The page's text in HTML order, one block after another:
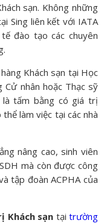
sạn. Không những
Sing liên kết với IATA
đào tạo các chuyên
Khách sạn tại Học
Cử nhân hoặc Thạc sỹ
là tấm bằng có giá trị
làm việc tại các nhà
nâng cao, sinh viên
mà còn được công
tập đoàn ACPHA của
Khách sạn tạitrường